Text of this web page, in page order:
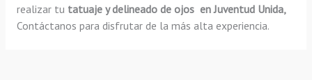
realizar tu tatuaje y delineado de ojos en Juventud Unida,
Contáctanos para disfrutar de la más alta experiencia.